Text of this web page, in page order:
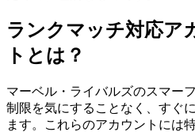
ランクマッチ対応ア
トとは？
マーベル・ライバルズのスマー
制限を気にすることなく、すぐ
ます。これらのアカウントには